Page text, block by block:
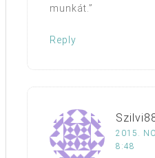
munkát.”
Reply
2015.
8:48